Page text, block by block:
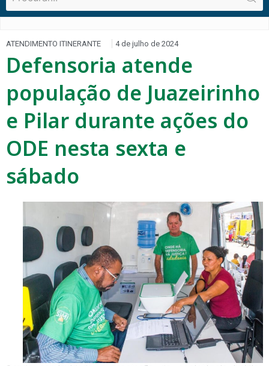
ATENDIMENTO ITINERANTE 4 de julho de 2024
Defensoria atende
população de Juazeirinho
e Pilar durante ações do
ODE nesta sexta e
sábado